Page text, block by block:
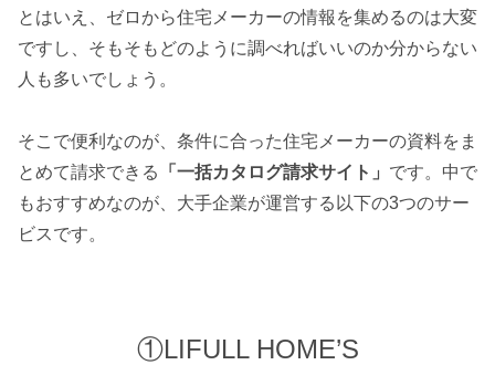
とはいえ、ゼロから住宅メーカーの情報を集めるのは大変
ですし、そもそもどのように調べればいいのか分からない
人も多いでしょう。
そこで便利なのが、条件に合った住宅メーカーの資料をま
とめて請求できる
「一括カタログ請求サイト」 です。中で
もおすすめなのが、大手企業が運営する以下の3つのサー
ビスです。
①LIFULL HOME’S